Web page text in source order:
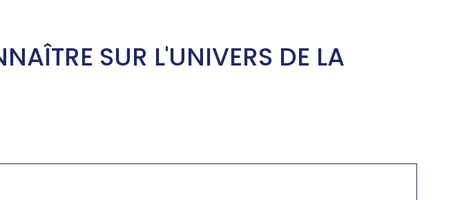
SUR L'UNIVERS DE LA